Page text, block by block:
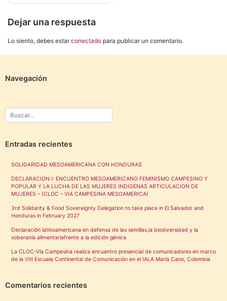
Dejar una respuesta
Lo siento, debes estarconectado para publicar un comentario.
Navegación
Entradas recientes
SOLIDARIDAD MESOAMERICANA CON HONDURAS
DECLARACION I: ENCUENTRO MESOAMERICANO FEMINISMO CAMPESINO Y
POPULAR Y LA LUCHA DE LAS MUJERES INDIGENAS ARTICULACION DE
MUJERES – (CLOC – VIA CAMPESINA MESOAMERICA)
3rd Solidarity & Food Sovereignty Delegation to take place in El Salvador and
Honduras in February 2027
Declaración latinoamericana en defensa de las semillas,la biodiversidad y la
soberanía alimentariafrente a la edición génica
La CLOC-Vía Campesina realiza encuentro presencial de comunicadores en marco
de la VIII Escuela Continental de Comunicación en el IALA María Cano, Colombia
Comentarios recientes